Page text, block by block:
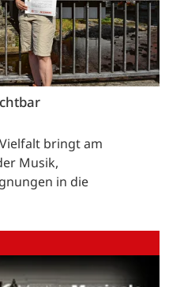
bringt am
Musik,
in die